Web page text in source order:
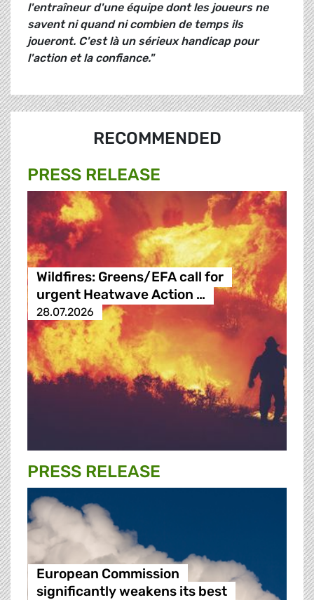
l'entraîneur d'une équipe dont les joueurs ne
savent ni quand ni combien de temps ils
joueront. C'est là un sérieux handicap pour
l'action et la confiance."
RECOMMENDED
PRESS RELEASE
Wildfires: Greens/EFA call for
urgent Heatwave Action …
28.07.2026
PRESS RELEASE
European Commission
significantly weakens its best